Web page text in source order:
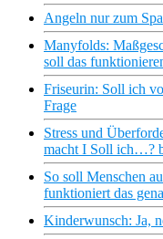
Angeln nur zum
Manyfolds:
soll das
Friseurin: Soll ich
Frage
Stress und
macht I Soll ich…?
So soll Menschen
funktioniert das
Kinderwunsch: Ja,